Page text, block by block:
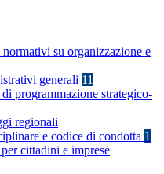
su organizzazione e
generali 11
programmazione strategico-
regionali
e codice di condotta 1
cittadini e imprese